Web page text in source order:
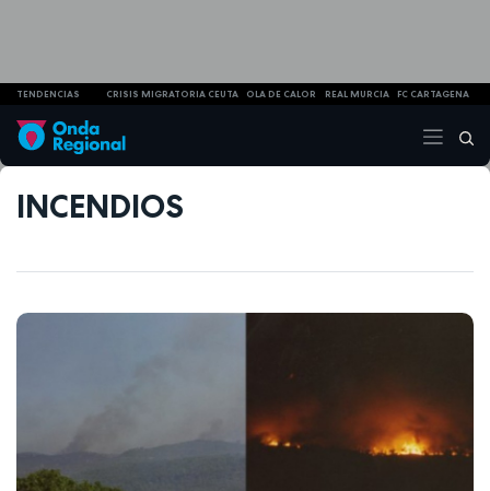
TENDENCIAS CRISIS MIGRATORIA CEUTA OLA DE CALOR REAL MURCIA FC CARTAGENA
INCENDIOS